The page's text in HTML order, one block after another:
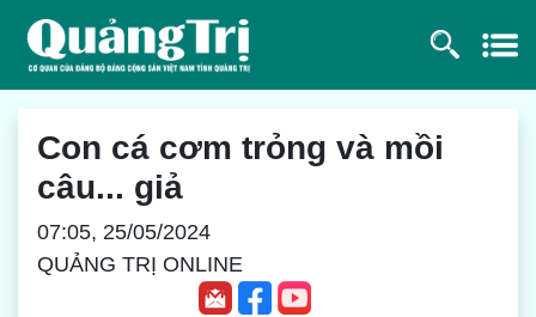
Con cá cơm trỏng và mồi
câu... giả
07:05, 25/05/2024
QUẢNG TRỊ ONLINE